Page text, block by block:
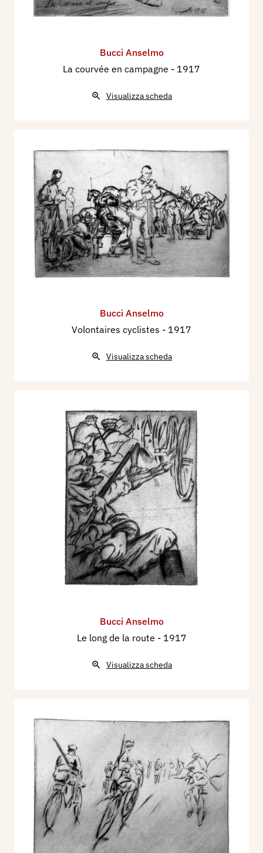
Bucci Anselmo
La courvée en campagne - 1917
Visualizza scheda
Bucci Anselmo
Volontaires cyclistes - 1917
Visualizza scheda
Bucci Anselmo
Le long de la route - 1917
Visualizza scheda